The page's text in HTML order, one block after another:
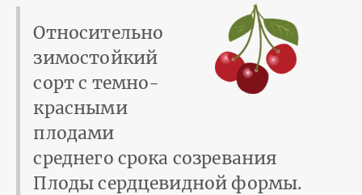
Относительно
зимостойкий
сорт с темно-
красными
плодами
среднего срока созревания
Плоды сердцевидной формы.